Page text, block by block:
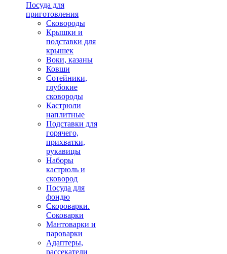
Посуда для
приготовления
Сковороды
Крышки и
подставки для
крышек
Воки, казаны
Ковши
Сотейники,
глубокие
сковороды
Кастрюли
наплитные
Подставки для
горячего,
прихватки,
рукавицы
Наборы
кастрюль и
сковород
Посуда для
фондю
Скороварки.
Соковарки
Мантоварки и
пароварки
Адаптеры,
рассекатели